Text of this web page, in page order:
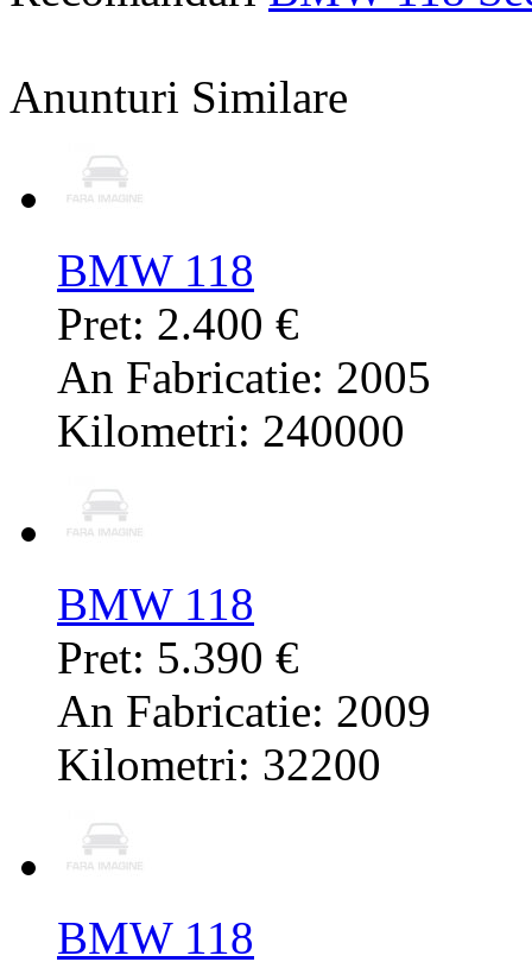
Anunturi Similare
BMW 118
Pret: 2.400 €
An Fabricatie: 2005
Kilometri: 240000
BMW 118
Pret: 5.390 €
An Fabricatie: 2009
Kilometri: 32200
BMW 118